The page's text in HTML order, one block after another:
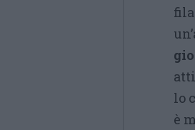
lo
è